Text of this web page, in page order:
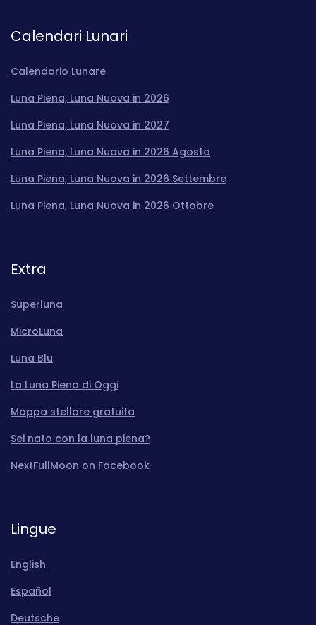
Calendari Lunari
Calendario Lunare
Luna Piena, Luna Nuova in 2026
Luna Piena, Luna Nuova in 2027
Luna Piena, Luna Nuova in 2026 Agosto
Luna Piena, Luna Nuova in 2026 Settembre
Luna Piena, Luna Nuova in 2026 Ottobre
Extra
Superluna
MicroLuna
Luna Blu
La Luna Piena di Oggi
Mappa stellare gratuita
Sei nato con la luna piena?
NextFullMoon on Facebook
Lingue
English
Español
Deutsche